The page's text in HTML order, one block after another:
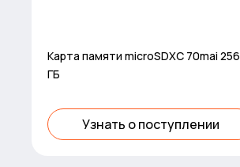
Карта памяти microSDXC 70mai 256
ГБ
Узнать о поступлении